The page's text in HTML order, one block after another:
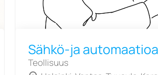
Sähkö-ja
Teollisuus